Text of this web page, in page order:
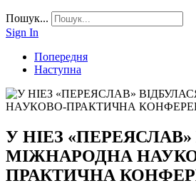
Пошук...
Sign In
Попередня
Наступна
У НІЕЗ
МІЖНАРОДНА
ПРАКТИЧНА